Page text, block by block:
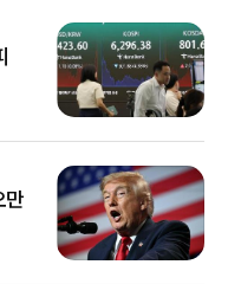
만